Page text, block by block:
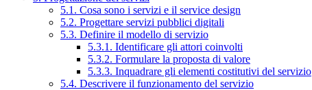
5.1. Cosa sono i servizi e il service design
5.2. Progettare servizi pubblici digitali
5.3. Definire il modello di servizio
5.3.1. Identificare gli attori coinvolti
5.3.2. Formulare la proposta di valore
5.3.3. Inquadrare gli elementi costitutivi del servizio
5.4. Descrivere il funzionamento del servizio